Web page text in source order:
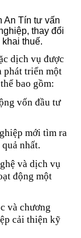
An Tín tư vấn
thay đổi
thuế.
dịch vụ được
phát triển một
bao gồm:
vốn đầu tư
mới tìm ra
nhất.
và dịch vụ
động một
và chương
cải thiện kỹ